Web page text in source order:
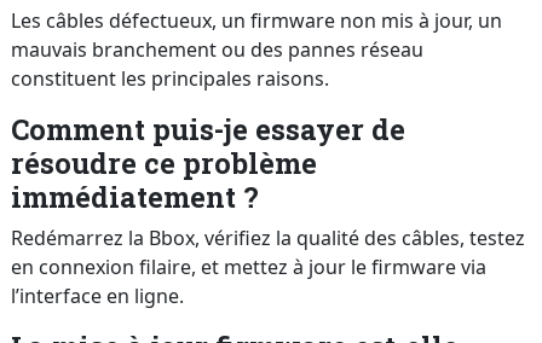
Les câbles défectueux, un firmware non mis à jour, un
mauvais branchement ou des pannes réseau
constituent les principales raisons.
Comment puis-je essayer de
résoudre ce problème
immédiatement ?
Redémarrez la Bbox, vérifiez la qualité des câbles, testez
en connexion filaire, et mettez à jour le firmware via
l’interface en ligne.